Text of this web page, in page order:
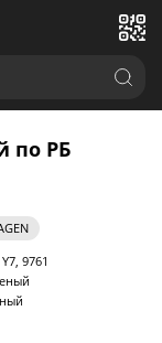
по РБ
9761